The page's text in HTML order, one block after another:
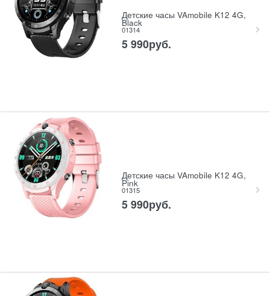
Детские часы VAmobile K12 4G,
Black
01314
5 990руб.
Детские часы VAmobile K12 4G,
Pink
01315
5 990руб.